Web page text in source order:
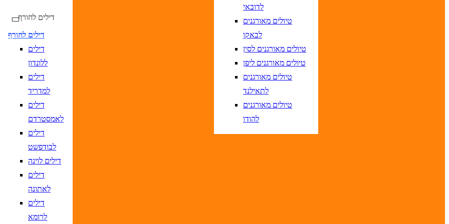
דילים לחורף
דילים לחורף
דילים
ללונדון
דילים
למדריד
דילים
לאמסטרדם
דילים
לבודפשט
דילים לוינה
דילים
לאתונה
דילים
לרומא
לדובאי
טיולים מאורגנים
לבאקו
טיולים מאורגנים לסין
טיולים מאורגנים ליפן
טיולים מאורגנים
לתאילנד
טיולים מאורגנים
להודו
טיסות ישירות בלבד טיסות אל על בלבד
הקלד יעד או עבור לכפתור הבא